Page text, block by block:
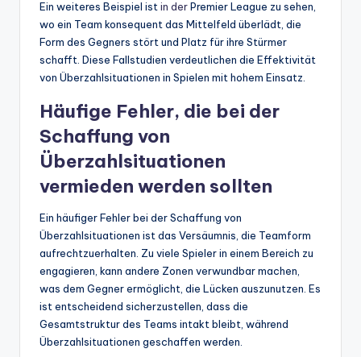
Ein weiteres Beispiel istin derPremier League zu sehen,
wo ein Team konsequent das Mittelfeld überlädt, die
Form des Gegners stört und Platz für ihre Stürmer
schafft. Diese Fallstudien verdeutlichen die Effektivität
von Überzahlsituationen in Spielen mit hohem Einsatz.
Häufige Fehler, die bei der
Schaffung von
Überzahlsituationen
vermieden werden sollten
Ein häufiger Fehler bei der Schaffung von
Überzahlsituationen ist das Versäumnis, die Teamform
aufrechtzuerhalten. Zu viele Spieler in einem Bereich zu
engagieren, kann andere Zonen verwundbar machen,
was dem Gegner ermöglicht, die Lücken auszunutzen. Es
ist entscheidend sicherzustellen, dass die
Gesamtstruktur des Teams intakt bleibt, während
Überzahlsituationen geschaffen werden.